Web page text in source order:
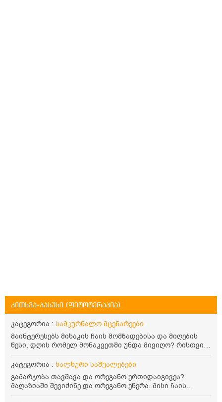
კითხვა-პასუხი (ფიტოტერაპია)
კატეგორია : სამკურნალო მცენარეები
მაინტერესებს მიხაკის ჩაის მომზადებისა და მიღების
წესი, დღის რომელ მონაკვეთში უნდა მივიღო? რისთვის
არის სასარგებლო და უკუჩვენება თუ აქვს
კატეგორია : ხალხური საშუალებები
გამარჯობა.თავშავა და ორეგანო ერთიდაიგივეა?
მაღაზიაში შევიძინე და ორეგანო ეწერა. მისი ჩაის
დალევის წესი მაინტერესებს.რისთვის არის კარგი?